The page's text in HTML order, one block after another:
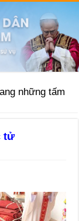
những tấm
tử